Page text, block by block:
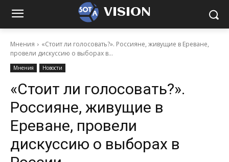
VISION
Мнения
«Стоит ли голосовать?». Россияне, живущие в Ереване,
провели дискуссию о выборах в...
Мнения Новости
«Стоит ли голосовать?».
Россияне, живущие в
Ереване, провели
дискуссию о выборах в